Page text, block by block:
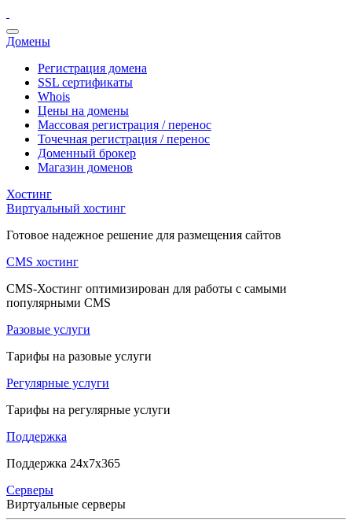
Домены
Регистрация домена
SSL сертификаты
Whois
Цены на домены
Массовая регистрация / перенос
Точечная регистрация / перенос
Доменный брокер
Магазин доменов
Хостинг
Виртуальный хостинг
Готовое надежное решение для размещения сайтов
CMS хостинг
CMS-Хостинг оптимизирован для работы с самыми
популярными CMS
Разовые услуги
Тарифы на разовые услуги
Регулярные услуги
Тарифы на регулярные услуги
Поддержка
Поддержка 24x7x365
Серверы
Виртуальные серверы